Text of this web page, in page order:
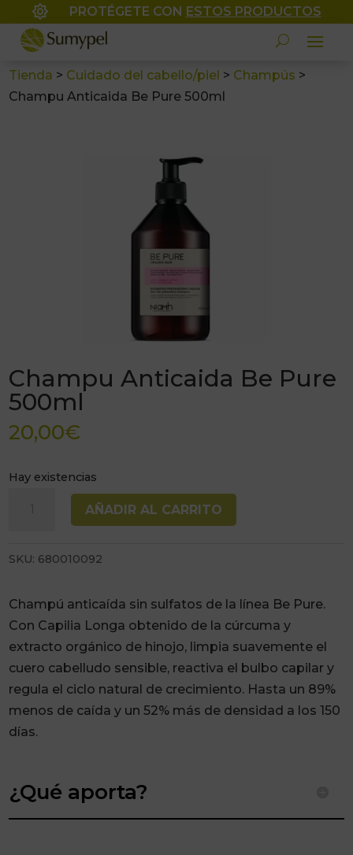
 PROTÉGETE CON ESTOS PRODUCTOS
Tienda > Cuidado del cabello/piel > Champús >
Champu Anticaida Be Pure 500ml
Champu Anticaida Be Pure
500ml
20,00€
Hay existencias
Pure
cantidad
AÑADIR AL CARRITO
SKU: 680010092
Champú anticaída sin sulfatos de la línea Be Pure.
Con Capilia Longa obtenido de la cúrcumay
extracto orgánico de hinojo, limpia suavemente el
cuero cabelludo sensible, reactiva el bulbo capilar y
regula el ciclo natural de crecimiento. Hasta un 89%
menos de caída y un 52% más de densidad a los 150
días.
¿Qué aporta?